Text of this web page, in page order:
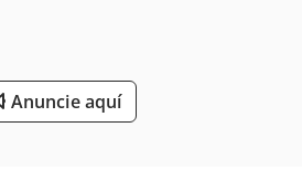
Anuncie aquí